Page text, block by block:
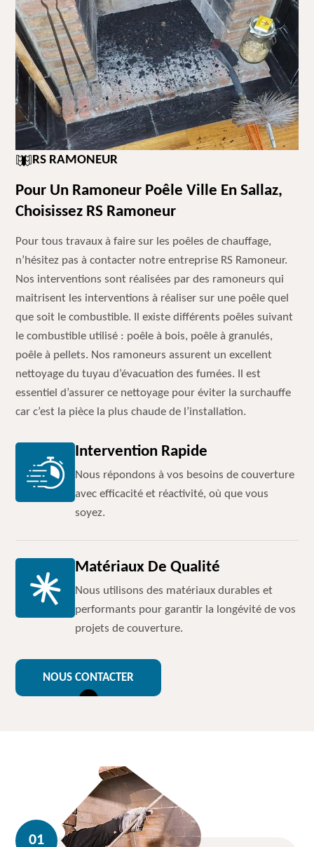
RS RAMONEUR
Pour Un Ramoneur Poêle Ville En Sallaz,
Choisissez RS Ramoneur
Pour tous travaux à faire sur les poêles de chauffage,
n’hésitez pas à contacter notre entreprise RS Ramoneur.
Nos interventions sont réalisées par des ramoneurs qui
maitrisent les interventions à réaliser sur une poêle quel
que soit le combustible. Il existe différents poêles suivant
le combustible utilisé : poêle à bois, poêle à granulés,
poêle à pellets. Nos ramoneurs assurent un excellent
nettoyage du tuyau d’évacuation des fumées. Il est
essentiel d’assurer ce nettoyage pour éviter la surchauffe
car c’est la pièce la plus chaude de l’installation.
Intervention Rapide
Nous répondons à vos besoins de couverture
avec efficacité et réactivité, où que vous
soyez.
Matériaux De Qualité
Nous utilisons des matériaux durables et
performants pour garantir la longévité de vos
projets de couverture.
NOUS CONTACTER